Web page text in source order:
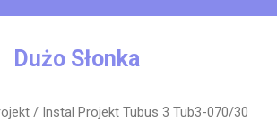
Dużo Słonka
/ Instal Projekt Tubus 3 Tub3-070/30